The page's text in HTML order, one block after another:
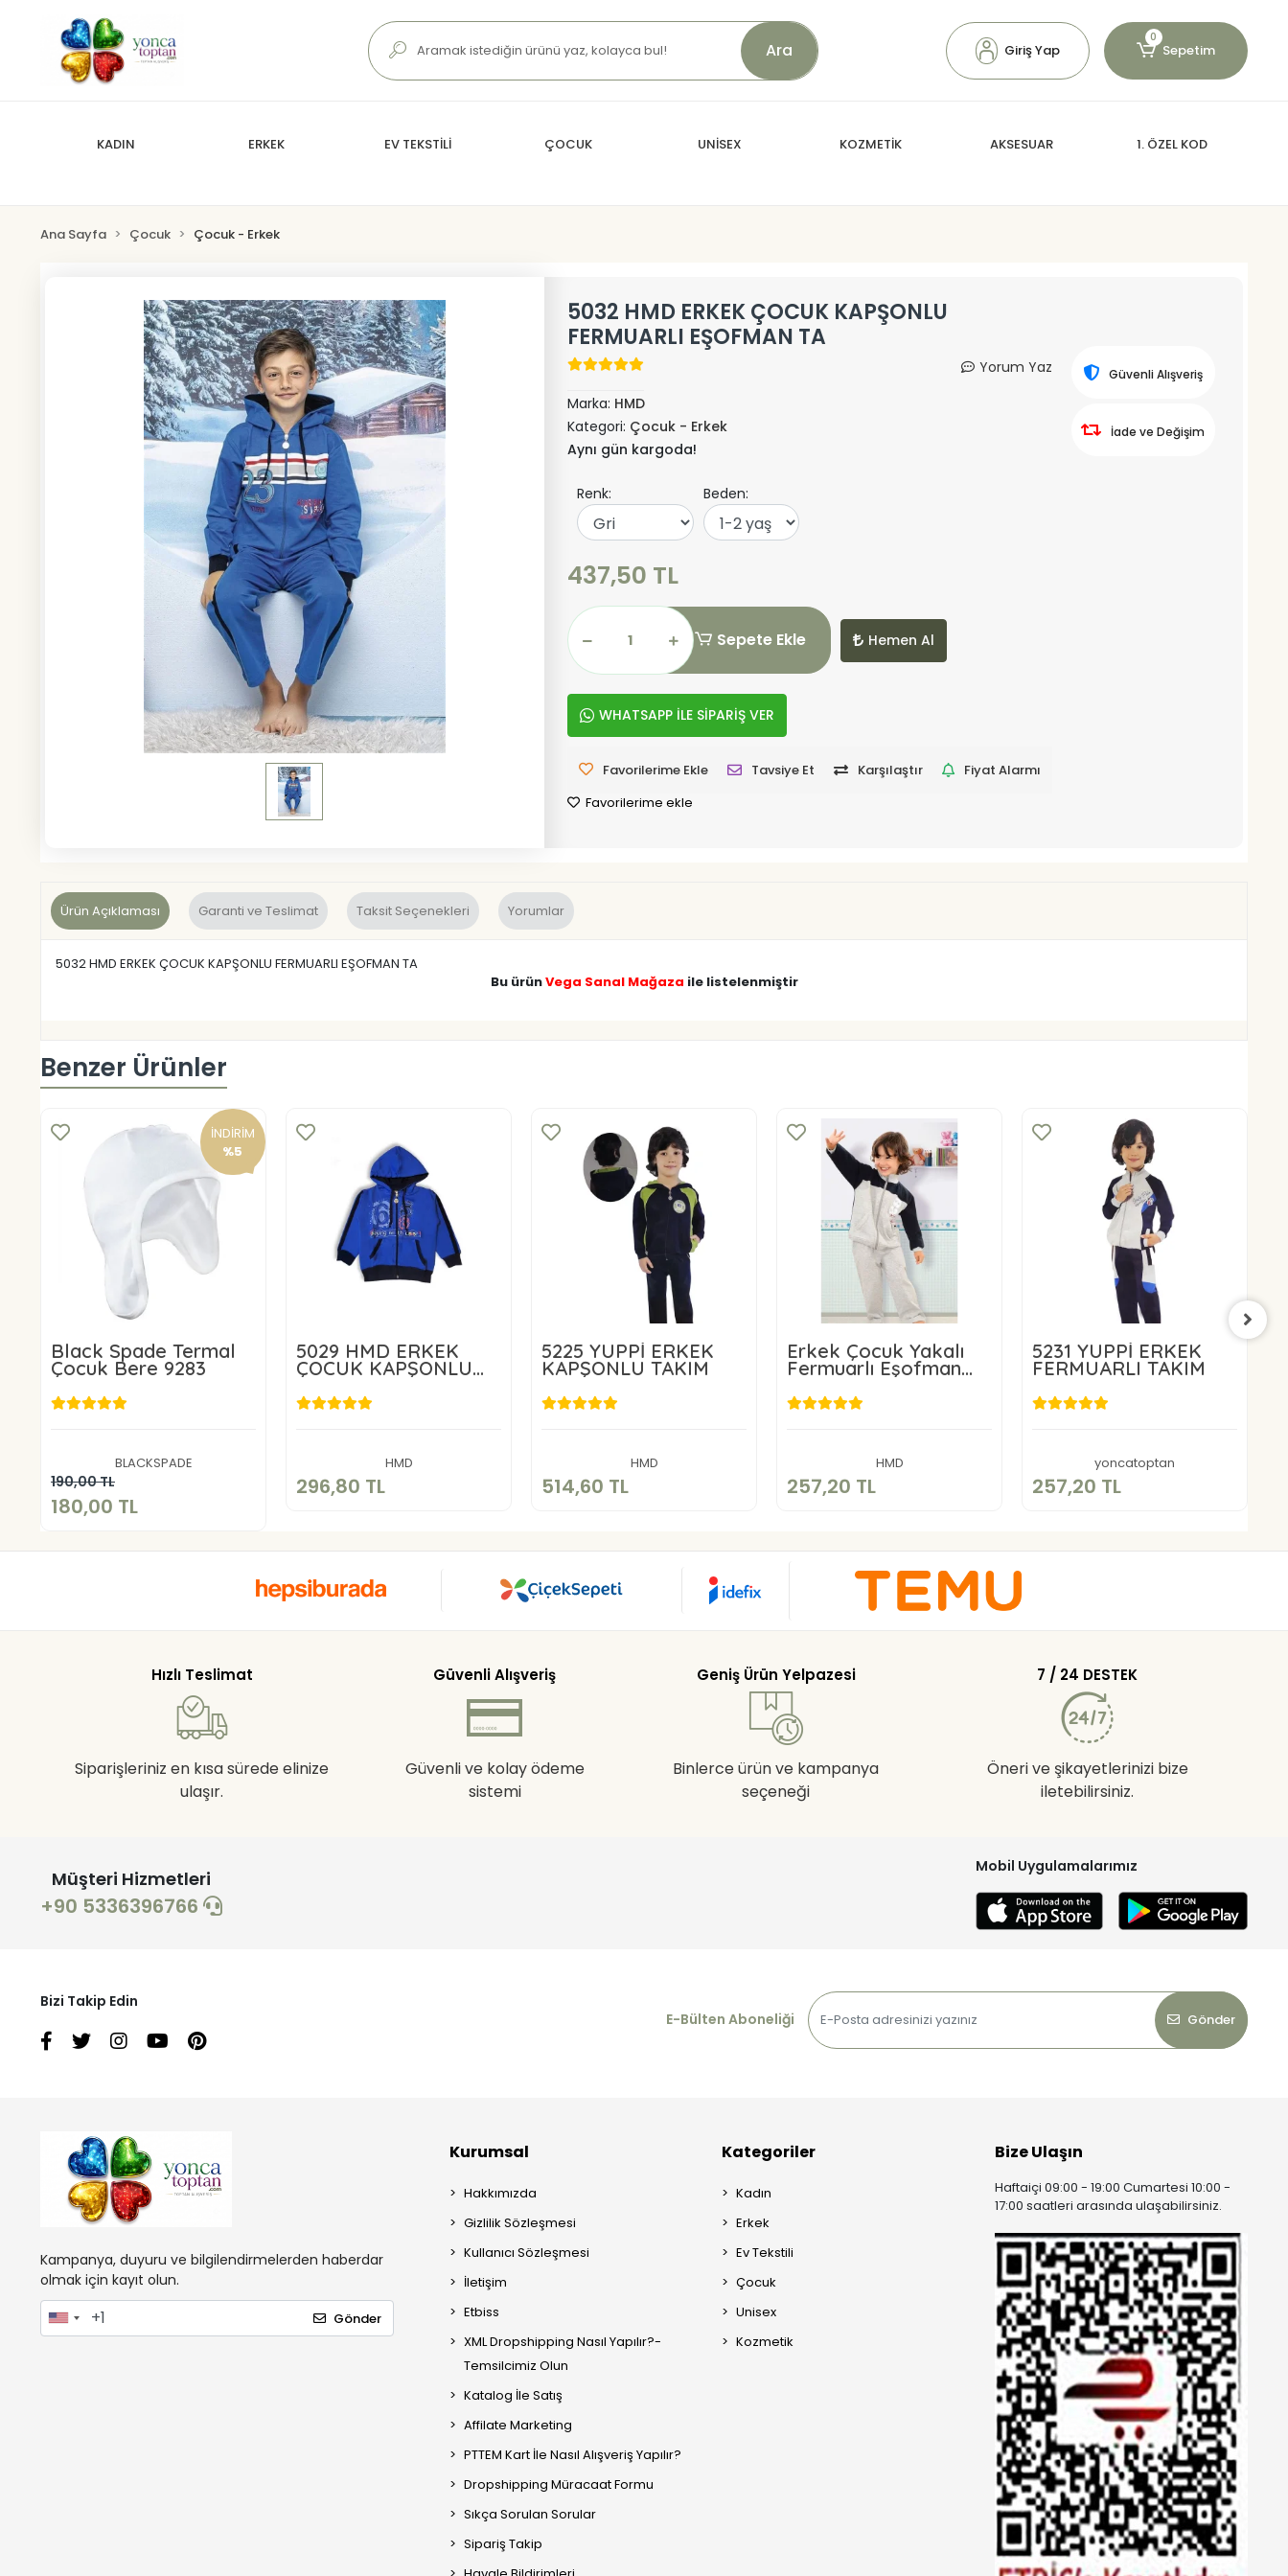
Ara Giriş Yap
0
Sepetim
KADIN ERKEK EV TEKSTİLİ ÇOCUK UNİSEX KOZMETİK AKSESUAR 1. ÖZEL KOD
Ana Sayfa Çocuk Çocuk - Erkek
5032 HMD ERKEK ÇOCUK KAPŞONLU
FERMUARLI EŞOFMAN TA
Yorum Yaz
Marka: HMD
Kategori: Çocuk - Erkek
Aynı gün kargoda!
Renk: Beden:
437,50 TL
Sepete Ekle Hemen Al
WHATSAPP İLE SİPARİŞ VER
Favorilerime Ekle Tavsiye Et Karşılaştır
Fiyat Alarmı
Favorilerime ekle
Güvenli Alışveriş
İade ve Değişim
Ürün Açıklaması Garanti ve Teslimat Taksit Seçenekleri Yorumlar
5032 HMD ERKEK ÇOCUK KAPŞONLU FERMUARLI EŞOFMAN TA
Bu ürünVega Sanal Mağaza ile listelenmiştir
Benzer Ürünler
İNDİRİM
%5
Black Spade Termal
Çocuk Bere 9283
BLACKSPADE
190,00 TL
180,00 TL
5029 HMD ERKEK
ÇOCUK KAPŞONLU
FERMUARLI
EŞOFMAN TA
HMD
296,80 TL
Sepete Ekle
5225 YUPPİ ERKEK
KAPŞONLU TAKIM
HMD
514,60 TL
Sepete Ekle
Erkek Çocuk Yakalı
Fermuarlı Eşofman
HMD
257,20 TL
Sepete Ekle
5231 YUPPİ ERKEK
FERMUARLI TAKIM
yoncatoptan
257,20 TL
Sepete Ekle
Hızlı Teslimat
Siparişleriniz en kısa sürede elinize
ulaşır.
Güvenli Alışveriş
Güvenli ve kolay ödeme
sistemi
Geniş Ürün Yelpazesi
Binlerce ürün ve kampanya
seçeneği
7 / 24 DESTEK
Öneri ve şikayetlerinizi bize
iletebilirsiniz.
Müşteri Hizmetleri
+90 5336396766
Mobil Uygulamalarımız
Bizi Takip Edin
E-Bülten Aboneliği
Gönder
Kampanya, duyuru ve bilgilendirmelerden haberdar
olmak için kayıt olun.
Gönder
Kurumsal
Hakkımızda
Gizlilik Sözleşmesi
Kullanıcı Sözleşmesi
İletişim
Etbiss
XML Dropshipping Nasıl Yapılır?-
Temsilcimiz Olun
Katalog İle Satış
Affilate Marketing
PTTEM Kart İle Nasıl Alışveriş Yapılır?
Dropshipping Müracaat Formu
Sıkça Sorulan Sorular
Sipariş Takip
Kategoriler
Kadın
Erkek
Ev Tekstili
Çocuk
Unisex
Kozmetik
Bize Ulaşın
Haftaiçi 09:00 - 19:00 Cumartesi 10:00 -
17:00 saatleri arasında ulaşabilirsiniz.